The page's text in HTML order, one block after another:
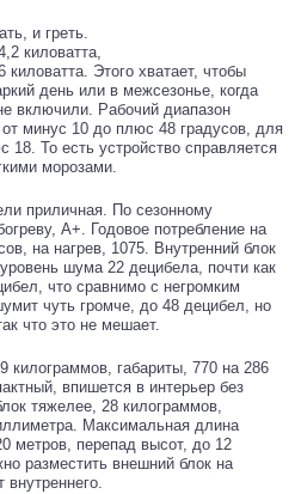
и греть.
киловатта,
киловатта. Этого хватает, чтобы
день или в межсезонье, когда
включили. Рабочий диапазон
минус 10 до плюс 48 градусов, для
18. То есть устройство справляется
морозами.
приличная. По сезонному
A+. Годовое потребление на
на нагрев, 1075. Внутренний блок
шума 22 децибела, почти как
что сравнимо с негромким
чуть громче, до 48 децибел, но
что это не мешает.
килограммов, габариты, 770 на 286
впишется в интерьер без
тяжелее, 28 килограммов,
Максимальная длина
метров, перепад высот, до 12
разместить внешний блок на